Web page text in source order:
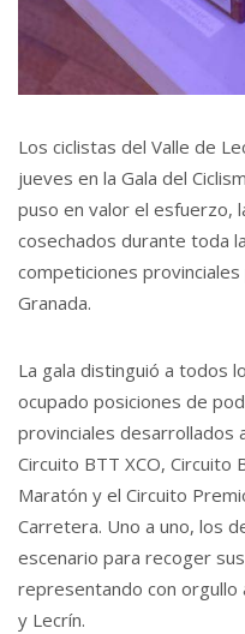
Los ciclistas del Valle de
jueves en la Gala del
puso en valor el esfuerzo,
cosechados durante toda
competiciones
Granada.
La gala distinguió a todos
ocupado posiciones de
provinciales desarrollados
Circuito BTT XCO, Circuito
Maratón y el Circuito
Carretera. Uno a uno, los
escenario para recoger
representando con orgullo
y Lecrín.